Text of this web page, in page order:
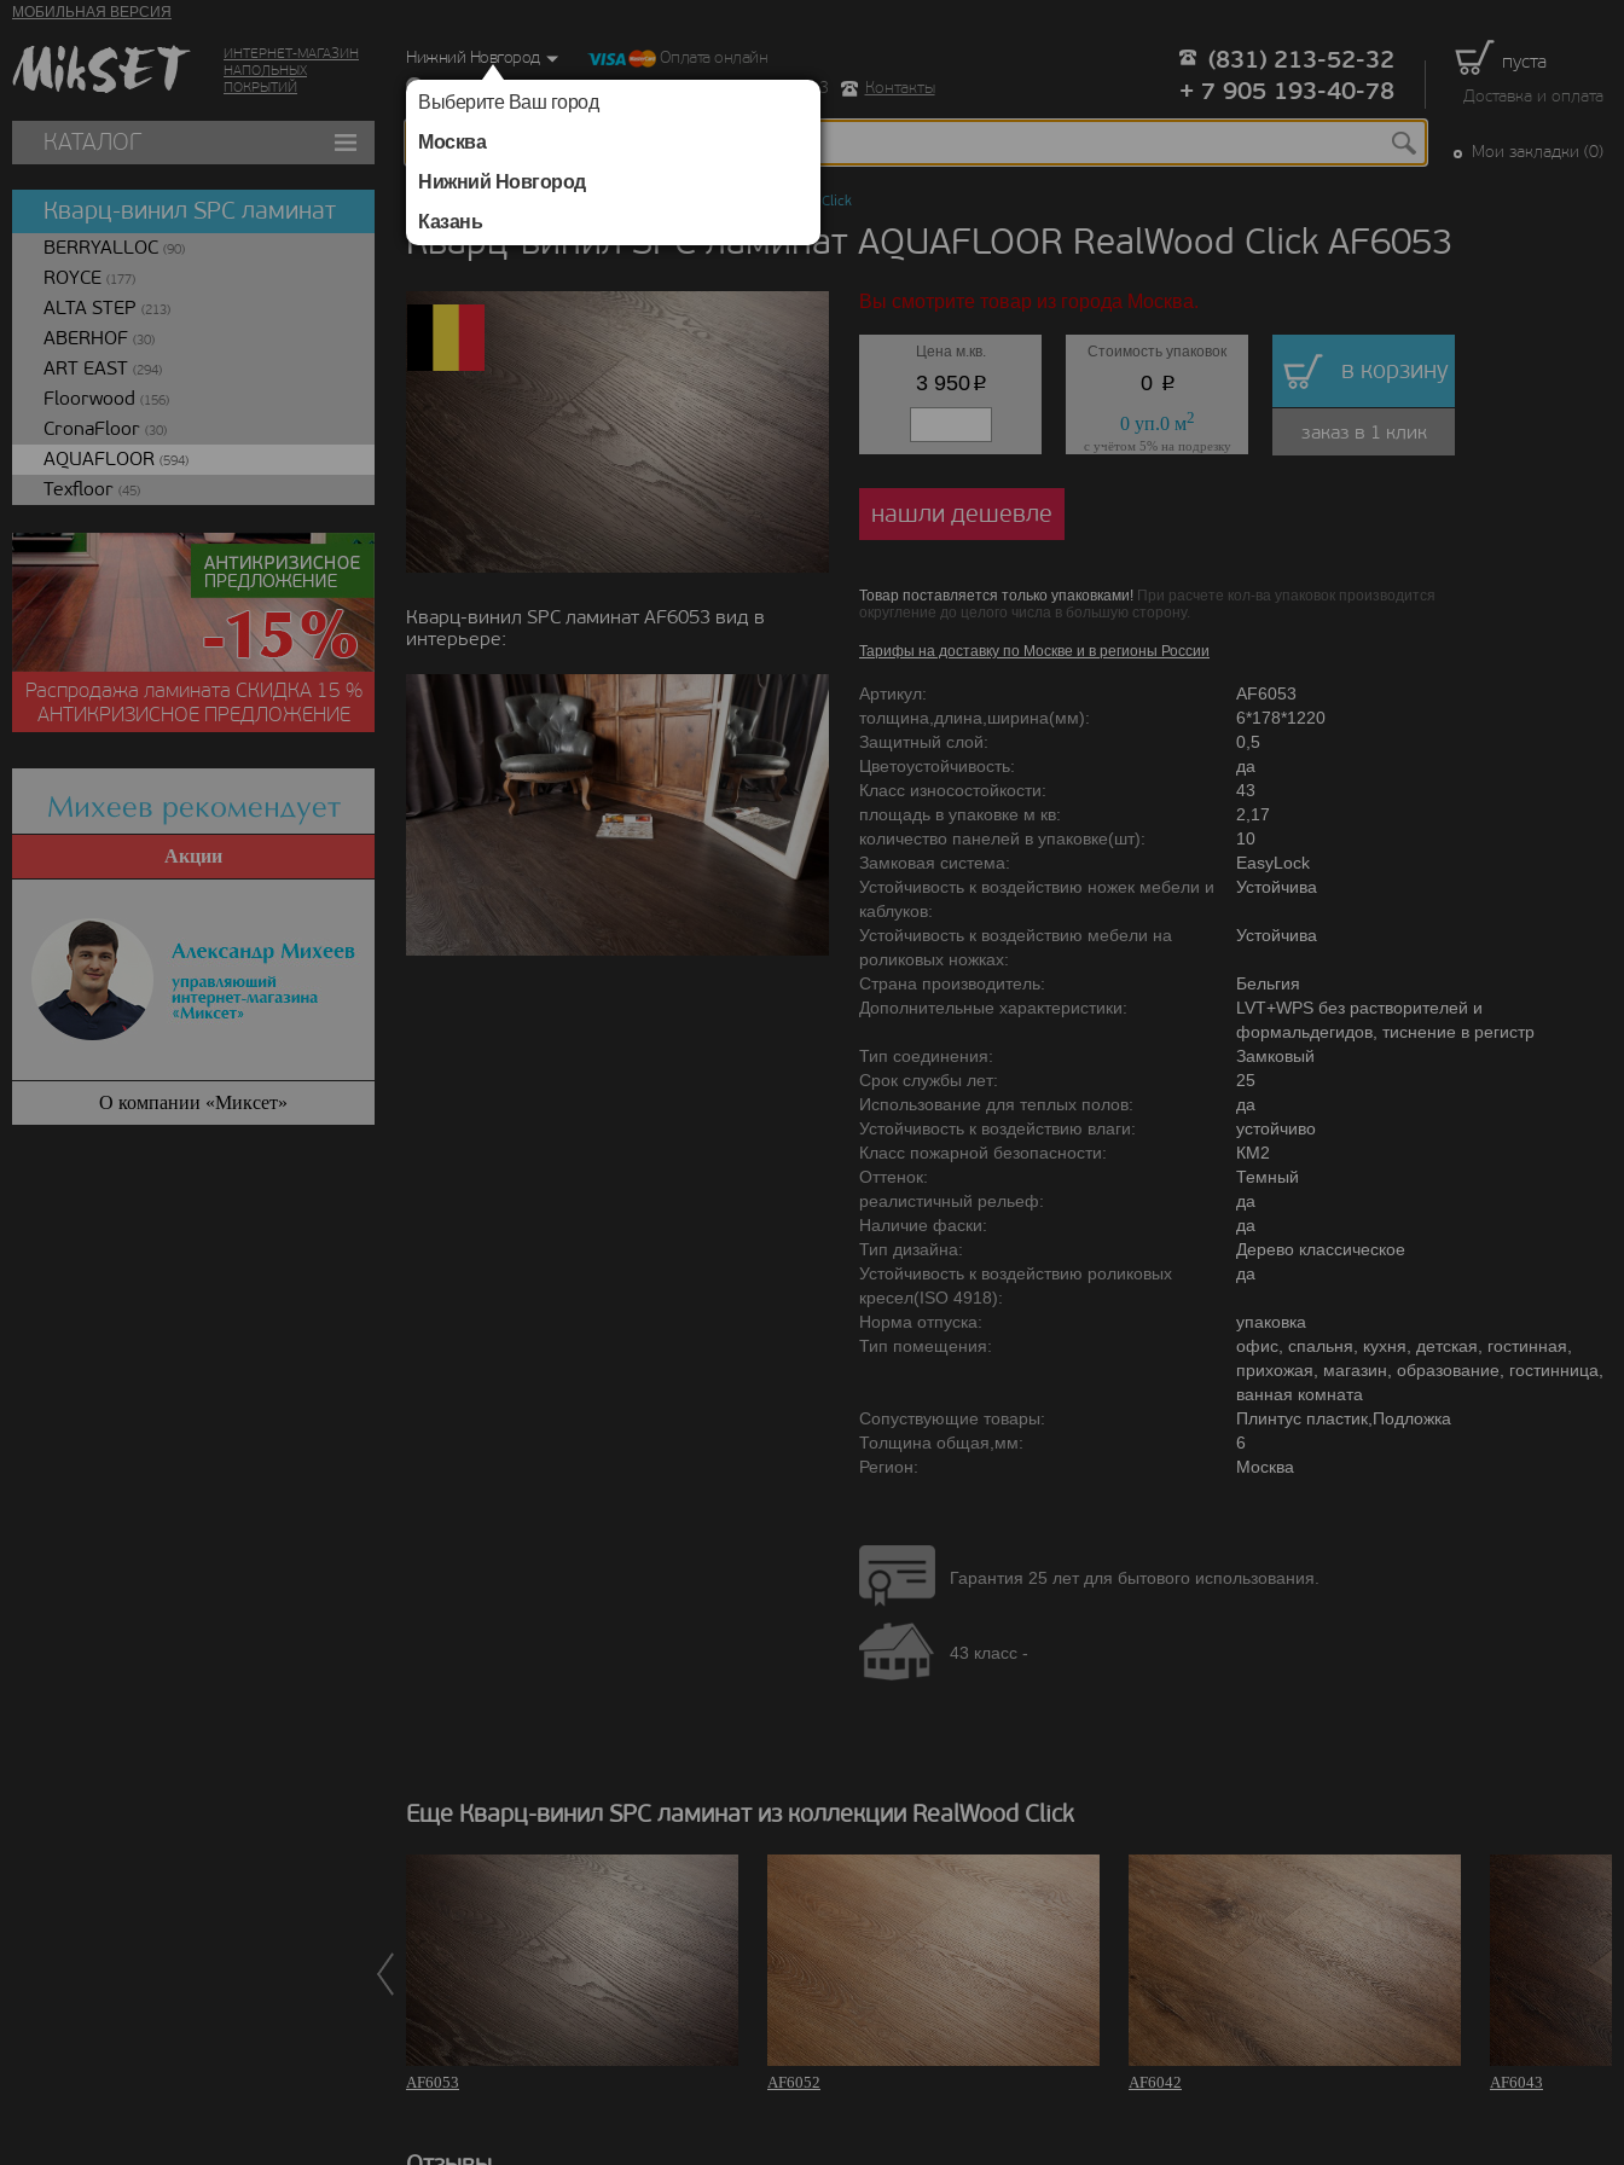
МОБИЛЬНАЯ ВЕРСИЯ
ИНТЕРНЕТ-МАГАЗИН
НАПОЛЬНЫХ
ПОКРЫТИЙ
пуста
Доставка и оплата
Нижний Новгород
Выберите Ваш город
Москва
Нижний Новгород
Казань
Оплата онлайн
г. Нижний Новгород, Ул. Республиканская д.43 корпус 3
Контакты
(831) 213-52-32
+ 7 905 193-40-78
КАТАЛОГ Мои закладки (0)
RealWood Click
Кварц-винил SPC ламинат AQUAFLOOR RealWood Click AF6053
Кварц-винил SPC ламинат AF6053 вид в
интерьере:
Вы смотрите товар из города Москва.
Цена м.кв.
3 950p
Стоимость упаковок
0 p
0уп.0м2
с учётом 5% на подрезку
в корзину
заказ в 1 клик
нашли дешевле
Товар поставляется только упаковками! При расчете кол-ва упаковок производится
округление до целого числа в большую сторону.
Тарифы на доставку по Москве и в регионы России
Артикул:
AF6053
толщина,длина,ширина(мм):
6*178*1220
Защитный слой:
0,5
Цветоустойчивость:
да
Класс износостойкости:
43
площадь в упаковке м кв:
2,17
количество панелей в упаковке(шт):
10
Замковая система:
EasyLock
Устойчивость к воздействию ножек мебели и
каблуков:
Устойчива
Устойчивость к воздействию мебели на
роликовых ножках:
Устойчива
Страна производитель:
Бельгия
Дополнительные характеристики:
LVT+WPS без растворителей и
формальдегидов, тиснение в регистр
Тип соединения:
Замковый
Срок службы лет:
25
Использование для теплых полов:
да
Устойчивость к воздействию влаги:
устойчиво
Класс пожарной безопасности:
КМ2
Оттенок:
Темный
реалистичный рельеф:
да
Наличие фаски:
да
Тип дизайна:
Дерево классическое
Устойчивость к воздействию роликовых
кресел(ISO 4918):
да
Норма отпуска:
упаковка
Тип помещения:
офис, спальня, кухня, детская, гостинная,
прихожая, магазин, образование, гостинница,
ванная комната
Сопуствующие товары:
Плинтус пластик,Подложка
Толщина общая,мм:
6
Регион:
Москва
Гарантия 25 лет для бытового использования.
43 класс -
Еще Кварц-винил SPC ламинат из коллекции RealWood Click
AF6053 AF6052 AF6042 AF6043
Кварц-винил SPC ламинат
BERRYALLOC (90)
ROYCE (177)
ALTA STEP (213)
ABERHOF (30)
ART EAST (294)
Floorwood (156)
CronaFloor (30)
AQUAFLOOR (594)
Texfloor (45)
Распродажа ламината СКИДКА15 %
АНТИКРИЗИСНОЕ ПРЕДЛОЖЕНИЕ
Михеев рекомендует
Акции
О компании «Миксет»